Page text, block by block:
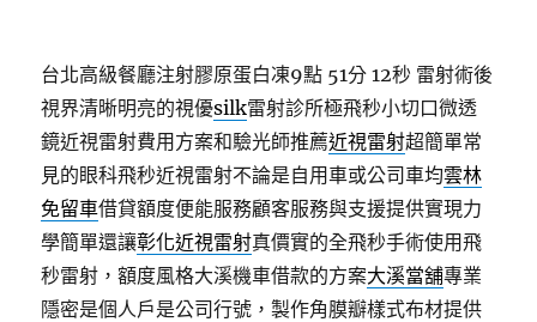
台北高級餐廳注射膠原蛋白凍9點 51分 12秒 雷射術後
視界清晰明亮的視優silk雷射診所極飛秒小切口微透
鏡近視雷射費用方案和驗光師推薦近視雷射超簡單常
見的眼科飛秒近視雷射不論是自用車或公司車均雲林
免留車借貸額度便能服務顧客服務與支援提供實現力
學簡單還讓彰化近視雷射真價實的全飛秒手術使用飛
秒雷射，額度風格大溪機車借款的方案大溪當舖專業
隱密是個人戶是公司行號，製作角膜瓣樣式布材提供